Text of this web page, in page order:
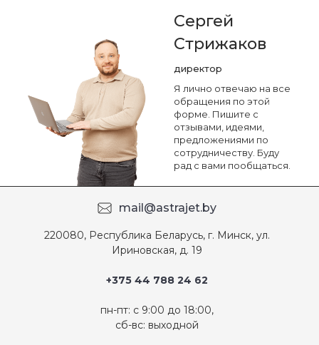
Сергей
Стрижаков
директор
Я лично отвечаю на все
обращения по этой
форме. Пишите с
отзывами, идеями,
предложениями по
сотрудничеству. Буду
рад с вами пообщаться.
mail@astrajet.by
220080, Республика Беларусь, г. Минск, ул.
Ириновская, д. 19
+375 44 788 24 62
пн-пт: с 9:00 до 18:00,
сб-вс: выходной